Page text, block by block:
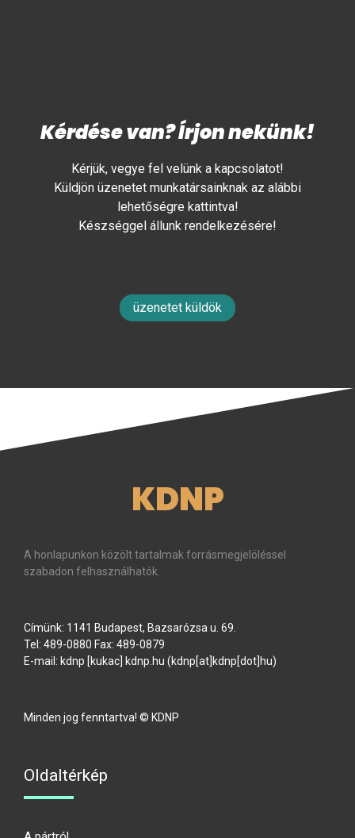
Kérdése van? Írjon nekünk!
Kérjük, vegye fel velünk a kapcsolatot!
Küldjön üzenetet munkatársainknak az alábbi
lehetőségre kattintva!
Készséggel állunk rendelkezésére!
üzenetet küldök
KDNP
A honlapunkon közölt tartalmak forrásmegjelöléssel
szabadon felhasználhatók.
Címünk: 1141 Budapest, Bazsarózsa u. 69.
Tel: 489-0880 Fax: 489-0879
E-mail: kdnp [kukac] kdnp hu (kdnp[at]kdnp[dot]hu)
Minden jog fenntartva! © KDNP
Oldaltérkép